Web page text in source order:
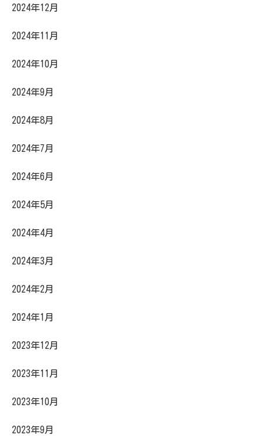
2024年12月
2024年11月
2024年10月
2024年9月
2024年8月
2024年7月
2024年6月
2024年5月
2024年4月
2024年3月
2024年2月
2024年1月
2023年12月
2023年11月
2023年10月
2023年9月